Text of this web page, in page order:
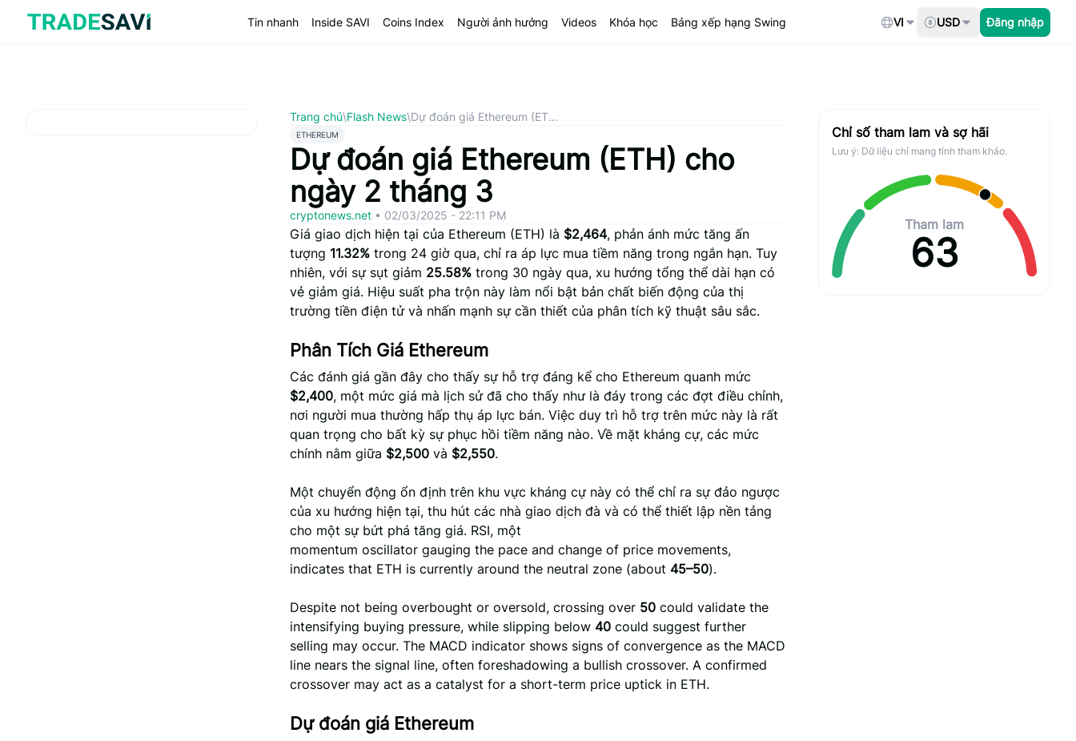
Tin nhanh Inside SAVI Coins Index Người ảnh hưởng Videos Khóa học Bảng xếp hạng Swing VI USD Đăng nhập
Trang chủ\Flash News\Dự đoán giá Ethereum (ET...
ETHEREUM
Dự đoán giá Ethereum (ETH) cho
ngày 2 tháng 3
cryptonews.net • 02/03/2025 - 22:11 PM
Giá giao dịch hiện tại của Ethereum (ETH) là $2,464, phản ánh mức tăng ấn
tượng 11.32% trong 24 giờ qua, chỉ ra áp lực mua tiềm năng trong ngắn hạn. Tuy
nhiên, với sự sụt giảm 25.58% trong 30 ngày qua, xu hướng tổng thể dài hạn có
vẻ giảm giá. Hiệu suất pha trộn này làm nổi bật bản chất biến động của thị
trường tiền điện tử và nhấn mạnh sự cần thiết của phân tích kỹ thuật sâu sắc.
Phân Tích Giá Ethereum
Các đánh giá gần đây cho thấy sự hỗ trợ đáng kể cho Ethereum quanh mức
$2,400, một mức giá mà lịch sử đã cho thấy như là đáy trong các đợt điều chỉnh,
nơi người mua thường hấp thụ áp lực bán. Việc duy trì hỗ trợ trên mức này là rất
quan trọng cho bất kỳ sự phục hồi tiềm năng nào. Về mặt kháng cự, các mức
chính nằm giữa $2,500 và $2,550.
Một chuyển động ổn định trên khu vực kháng cự này có thể chỉ ra sự đảo ngược
của xu hướng hiện tại, thu hút các nhà giao dịch đà và có thể thiết lập nền tảng
cho một sự bứt phá tăng giá. RSI, một
momentum oscillator gauging the pace and change of price movements,
indicates that ETH is currently around the neutral zone (about 45–50).
Despite not being overbought or oversold, crossing over 50 could validate the
intensifying buying pressure, while slipping below 40 could suggest further
selling may occur. The MACD indicator shows signs of convergence as the MACD
line nears the signal line, often foreshadowing a bullish crossover. A confirmed
crossover may act as a catalyst for a short-term price uptick in ETH.
Dự đoán giá Ethereum
Chỉ số tham lam và sợ hãi
Lưu ý: Dữ liệu chỉ mang tính tham khảo.
Tham lam
63